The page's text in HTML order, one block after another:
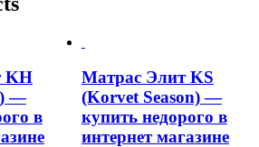
KH
—
в
Матрас Элит KS
(Korvet Season) —
купить недорого в
интернет магазине